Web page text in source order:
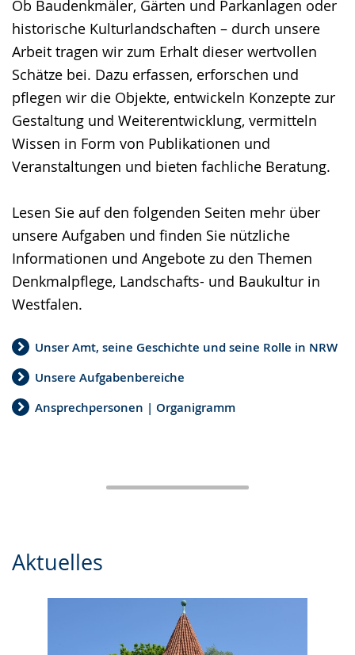
Ob Baudenkmäler, Gärten und Parkanlagen oder
historische Kulturlandschaften – durch unsere
Arbeit tragen wir zum Erhalt dieser wertvollen
Schätze bei. Dazu erfassen, erforschen und
pflegen wir die Objekte, entwickeln Konzepte zur
Gestaltung und Weiterentwicklung, vermitteln
Wissen in Form von Publikationen und
Veranstaltungen und bieten fachliche Beratung.
Lesen Sie auf den folgenden Seiten mehr über
unsere Aufgaben und finden Sie nützliche
Informationen und Angebote zu den Themen
Denkmalpflege, Landschafts- und Baukultur in
Westfalen.
Unser Amt, seine Geschichte und seine Rolle in NRW
Unsere Aufgabenbereiche
Ansprechpersonen | Organigramm
angezeigt.
Aktuelles